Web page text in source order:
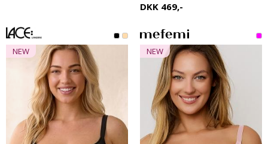
DKK 469,-
NEW NEW